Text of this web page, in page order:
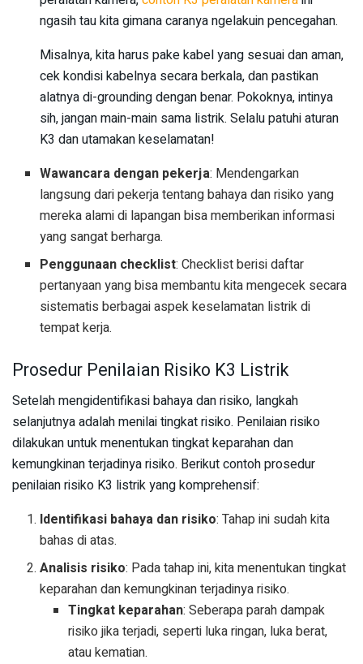
ngasih tau kita gimana caranya ngelakuin pencegahan.
Misalnya, kita harus pake kabel yang sesuai dan aman,
cek kondisi kabelnya secara berkala, dan pastikan
alatnya di-grounding dengan benar. Pokoknya, intinya
sih, jangan main-main sama listrik. Selalu patuhi aturan
K3 dan utamakan keselamatan!
Wawancara dengan pekerja: Mendengarkan
langsung dari pekerja tentang bahaya dan risiko yang
mereka alami di lapangan bisa memberikan informasi
yang sangat berharga.
Penggunaan checklist: Checklist berisi daftar
pertanyaan yang bisa membantu kita mengecek secara
sistematis berbagai aspek keselamatan listrik di
tempat kerja.
Prosedur Penilaian Risiko K3 Listrik
Setelah mengidentifikasi bahaya dan risiko, langkah
selanjutnya adalah menilai tingkat risiko. Penilaian risiko
dilakukan untuk menentukan tingkat keparahan dan
kemungkinan terjadinya risiko. Berikut contoh prosedur
penilaian risiko K3 listrik yang komprehensif:
Identifikasi bahaya dan risiko: Tahap ini sudah kita
bahas di atas.
Analisis risiko: Pada tahap ini, kita menentukan tingkat
keparahan dan kemungkinan terjadinya risiko.
Tingkat keparahan: Seberapa parah dampak
risiko jika terjadi, seperti luka ringan, luka berat,
atau kematian.